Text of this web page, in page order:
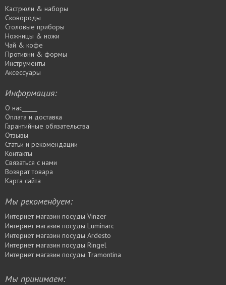
Кастрюли & наборы
Сковороды
Столовые приборы
Ножницы & ножи
Чай & кофе
Противни & формы
Инструменты
Аксессуары
Информация:
О нас_____
Оплата и доставка
Гарантийные обязательства
Отзывы
Статьи и рекомендации
Контакты
Связаться с нами
Возврат товара
Карта сайта
Мы рекомендуем:
Интернет магазин посуды Vinzer
Интернет магазин посуды Luminarc
Интернет магазин посуды Ardesto
Интернет магазин посуды Rіngel
Интернет магазин посуды Tramontina
Мы принимаем: